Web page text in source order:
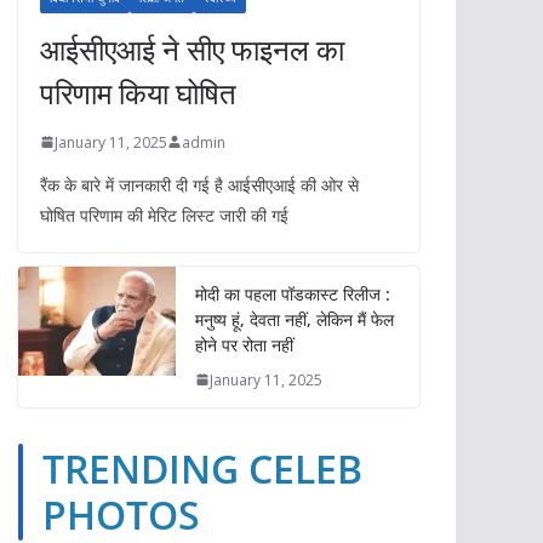
आईसीएआई ने सीए फाइनल का
परिणाम किया घोषित
January 11, 2025 admin
रैंक के बारे में जानकारी दी गई है आईसीएआई की ओर से
घोषित परिणाम की मेरिट लिस्ट जारी की गई
मोदी का पहला पॉडकास्ट रिलीज :
मनुष्य हूं, देवता नहीं, लेकिन मैं फेल
होने पर रोता नहीं
January 11, 2025
TRENDING CELEB
PHOTOS
TRENDING CELEB PHOTOS
YOUTUBE VIDEOS
ईपेपर
ओपिनियन खेल